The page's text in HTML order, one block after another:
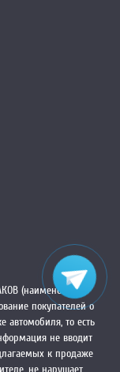
(наименований
покупателей о
то есть
не вводит
к продаже